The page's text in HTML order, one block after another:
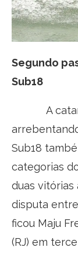
Segundo
Sub18
A
Sub18
categorias
duas vitórias
disputa
ficou Maju
(RJ) em